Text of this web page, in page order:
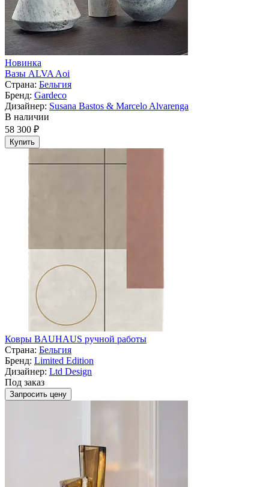
Новинка
Вазы ALVA Aoi
Страна: Бельгия
Бренд: Gardeco
Дизайнер: Susana Bastos & Marcelo Alvarenga
В наличии
58 300 ₽
Купить
Ковры BAUHAUS ручной работы
Страна: Бельгия
Бренд: Limited Edition
Дизайнер: Ltd Design
Под заказ
Запросить цену